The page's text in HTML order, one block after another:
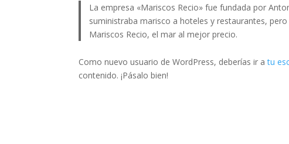
La empresa «Mariscos Recio» fue fundada por
suministraba marisco a hoteles y restaurantes,
Mariscos Recio, el mar al mejor precio.
Como nuevo usuario de WordPress, deberías ir atu
contenido. ¡Pásalo bien!